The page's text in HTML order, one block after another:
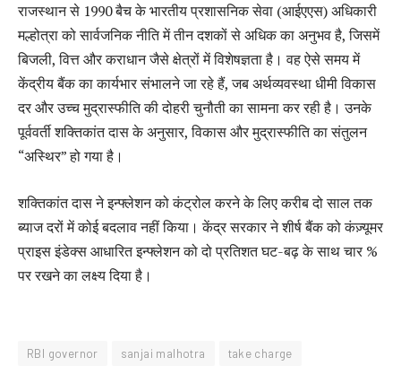
राजस्थान से 1990 बैच के भारतीय प्रशासनिक सेवा (आईएएस) अधिकारी
मल्होत्रा ​​को सार्वजनिक नीति में तीन दशकों से अधिक का अनुभव है, जिसमें
बिजली, वित्त और कराधान जैसे क्षेत्रों में विशेषज्ञता है। वह ऐसे समय में
केंद्रीय बैंक का कार्यभार संभालने जा रहे हैं, जब अर्थव्यवस्था धीमी विकास
दर और उच्च मुद्रास्फीति की दोहरी चुनौती का सामना कर रही है। उनके
पूर्ववर्ती शक्तिकांत दास के अनुसार, विकास और मुद्रास्फीति का संतुलन
“अस्थिर” हो गया है।
शक्तिकांत दास ने इन्फ्लेशन को कंट्रोल करने के लिए करीब दो साल तक
ब्याज दरों में कोई बदलाव नहीं किया। केंद्र सरकार ने शीर्ष बैंक को कंज़्यूमर
प्राइस इंडेक्स आधारित इन्फ्लेशन को दो प्रतिशत घट-बढ़ के साथ चार %
पर रखने का लक्ष्य दिया है।
RBI governor sanjai malhotra take charge